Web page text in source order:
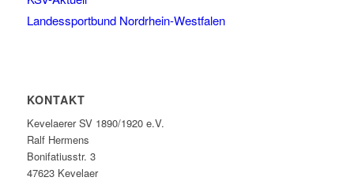
Landessportbund Nordrhein-Westfalen
KONTAKT
Kevelaerer SV 1890/1920 e.V.
Ralf Hermens
Bonifatiusstr. 3
47623 Kevelaer